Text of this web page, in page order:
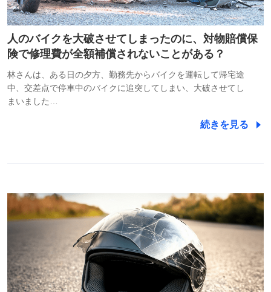
人のバイクを大破させてしまったのに、対物賠償保
険で修理費が全額補償されないことがある？
林さんは、ある日の夕方、勤務先からバイクを運転して帰宅途
中、交差点で停車中のバイクに追突してしまい、大破させてし
まいました…
続きを見る